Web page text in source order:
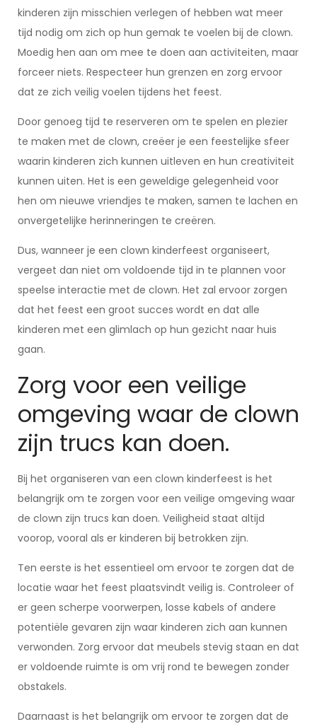
kinderen zijn misschien verlegen of hebben wat meer
tijd nodig om zich op hun gemak te voelen bij de clown.
Moedig hen aan om mee te doen aan activiteiten, maar
forceer niets. Respecteer hun grenzen en zorg ervoor
dat ze zich veilig voelen tijdens het feest.
Door genoeg tijd te reserveren om te spelen en plezier
te maken met de clown, creëer je een feestelijke sfeer
waarin kinderen zich kunnen uitleven en hun creativiteit
kunnen uiten. Het is een geweldige gelegenheid voor
hen om nieuwe vriendjes te maken, samen te lachen en
onvergetelijke herinneringen te creëren.
Dus, wanneer je een clown kinderfeest organiseert,
vergeet dan niet om voldoende tijd in te plannen voor
speelse interactie met de clown. Het zal ervoor zorgen
dat het feest een groot succes wordt en dat alle
kinderen met een glimlach op hun gezicht naar huis
gaan.
Zorg voor een veilige
omgeving waar de clown
zijn trucs kan doen.
Bij het organiseren van een clown kinderfeest is het
belangrijk om te zorgen voor een veilige omgeving waar
de clown zijn trucs kan doen. Veiligheid staat altijd
voorop, vooral als er kinderen bij betrokken zijn.
Ten eerste is het essentieel om ervoor te zorgen dat de
locatie waar het feest plaatsvindt veilig is. Controleer of
er geen scherpe voorwerpen, losse kabels of andere
potentiële gevaren zijn waar kinderen zich aan kunnen
verwonden. Zorg ervoor dat meubels stevig staan en dat
er voldoende ruimte is om vrij rond te bewegen zonder
obstakels.
Daarnaast is het belangrijk om ervoor te zorgen dat de